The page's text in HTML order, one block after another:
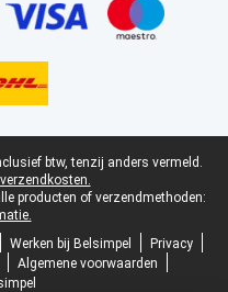
btw, tenzij anders vermeld.
producten of verzendmethoden:
Werken bij Belsimpel
Privacy
Algemene voorwaarden